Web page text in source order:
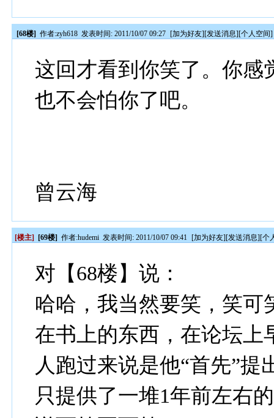
[68楼] 作者:zyh618 发表时间: 2011/10/07 09:27 [加为好友][发送消息][个人空间]
这回才看到你笑了。你感
也不会怕你了吧。
曾云海
[楼主] [69楼] 作者:hudemi 发表时间: 2011/10/07 09:41 [加为好友][发送消息][个
对【68楼】说：
哈哈，我当然要笑，笑可
在书上的东西，在论坛上
人跑过来说是他“首先”
只提供了一堆1年前左右